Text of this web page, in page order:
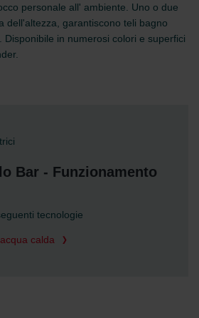
personale all' ambiente. Uno o due
dell'altezza, garantiscono teli bagno
Disponibile in numerosi colori e superfici
Bar - Funzionamento
tecnologie
calda